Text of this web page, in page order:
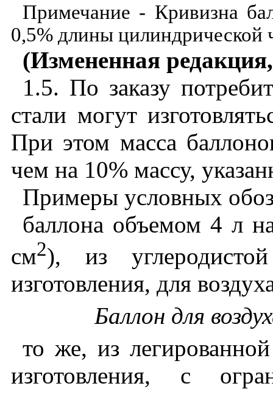
Примечание - Кривизна
0,5% длины цилиндрической
(Измененная
1.5. По заказу
стали могут
При этом масса
чем на 10% массу,
Примеры условных
баллона объемом 4 л
см2), из
изготовления, для
Баллон для
то же, из
изготовления, с